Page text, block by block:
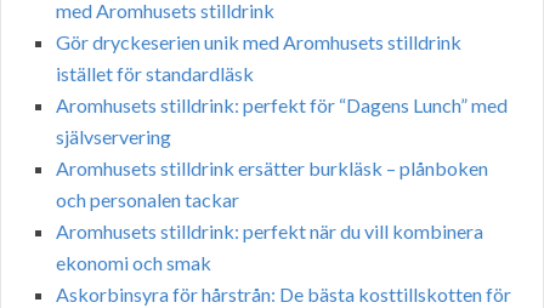
med Aromhusets stilldrink
Gör dryckeserien unik med Aromhusets stilldrink
istället för standardläsk
Aromhusets stilldrink: perfekt för “Dagens Lunch” med
självservering
Aromhusets stilldrink ersätter burkläsk – plånboken
och personalen tackar
Aromhusets stilldrink: perfekt när du vill kombinera
ekonomi och smak
Askorbinsyra för hårstrån: De bästa kosttillskotten för